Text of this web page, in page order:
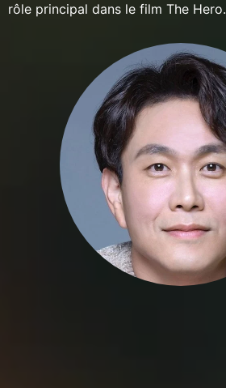
rôle principal dans le film The Hero.